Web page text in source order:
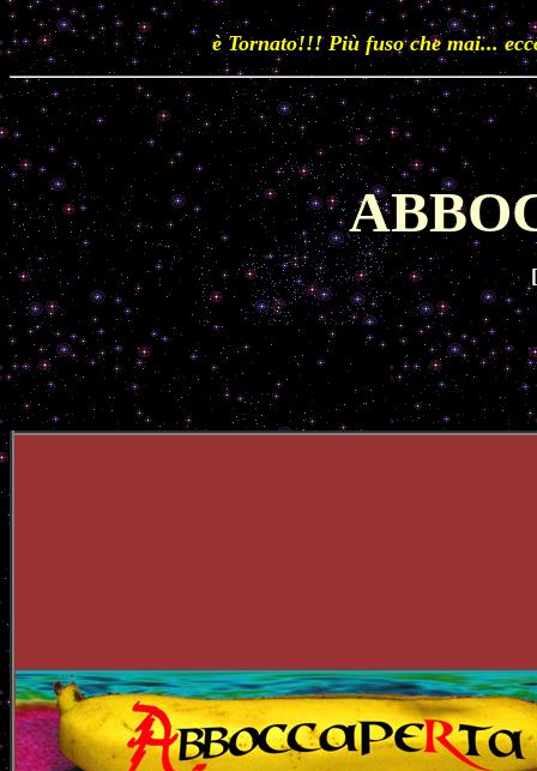
è Tornato!!! Più fuso che mai...